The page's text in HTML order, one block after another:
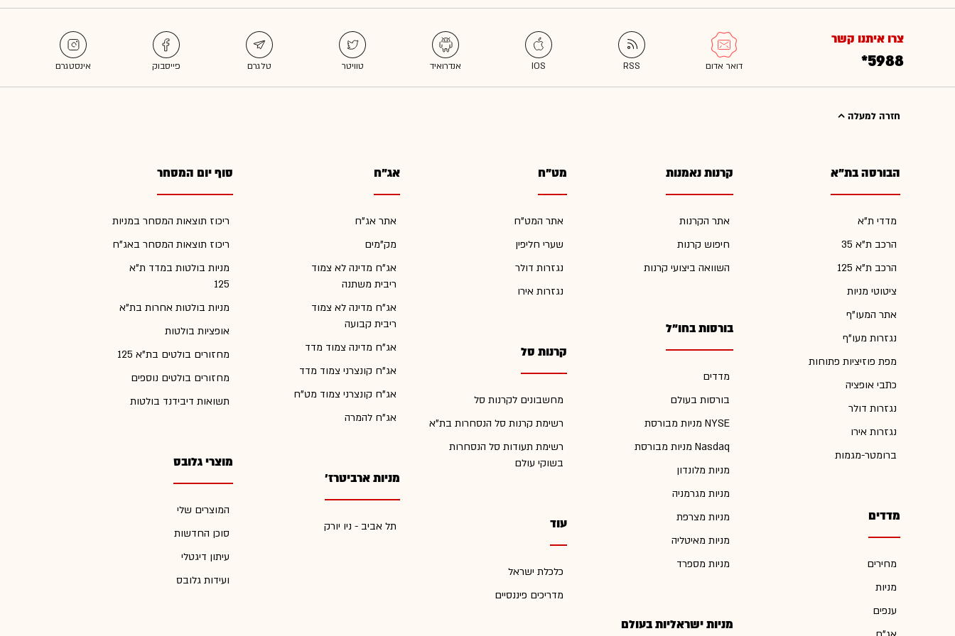
צרו איתנו קשר
*5988
חזרה למעלה
הבורסה בת"א
מדדי ת"א
הרכב ת"א 35
הרכב ת"א 125
ציטוטי מניות
אתר המעו"ף
נגזרות מעו"ף
מפת פוזיציות פתוחות
כתבי אופציה
נגזרות דולר
נגזרות אירו
ברומטר-מגמות
מדדים
מחירים
מניות
ענפים
קרנות נאמנות
אתר הקרנות
חיפוש קרנות
השוואה ביצועי קרנות
בורסות בחו"ל
מדדים
בורסות בעולם
מניות מבורסת NYSE
מניות מבורסת Nasdaq
מניות מלונדון
מניות מגרמניה
מניות מצרפת
מניות מאיטליה
מניות מספרד
מניות ישראליות בעולם
מט"ח
אתר המט"ח
שערי חליפין
נגזרות דולר
נגזרות אירו
קרנות סל
מחשבונים לקרנות סל
רשימת קרנות סל הנסחרות בת"א
רשימת תעודות סל הנסחרות
בשוקי עולם
עוד
כלכלת ישראל
מדריכים פיננסיים
אג"ח
אתר אג"ח
מק"מים
אג"ח מדינה לא צמוד
ריבית משתנה
אג"ח מדינה לא צמוד
ריבית קבועה
אג"ח מדינה צמוד מדד
אג"ח קונצרני צמוד מדד
אג"ח קונצרני צמוד מט"ח
אג"ח להמרה
מניות ארביטרז'
תל אביב - ניו יורק
סוף יום המסחר
ריכוז תוצאות המסחר במניות
ריכוז תוצאות המסחר באג"ח
מניות בולטות במדד ת"א
125
מניות בולטות אחרות בת"א
אופציות בולטות
מחזורים בולטים בת"א 125
מחזורים בולטים נוספים
תשואות דיבידנד בולטות
מוצרי גלובס
המוצרים שלי
סוכן החדשות
עיתון דיגטלי
ועידות גלובס